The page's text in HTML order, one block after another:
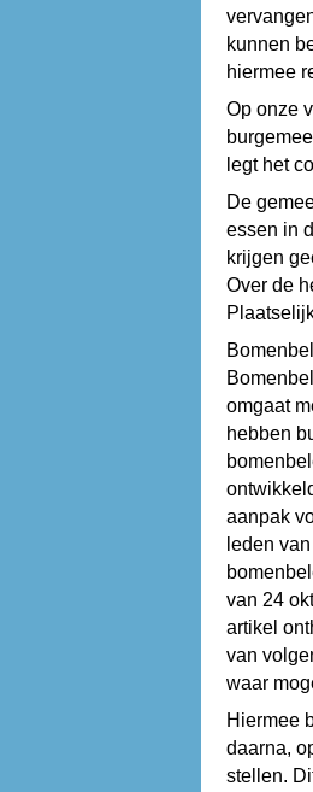
kunnen
hiermee
Op onze
legt het
De
essen in
krijgen
Over de
omgaat
hebben
aanpak
leden
van 24
artikel
van
waar
Hiermee
daarna,
stellen.